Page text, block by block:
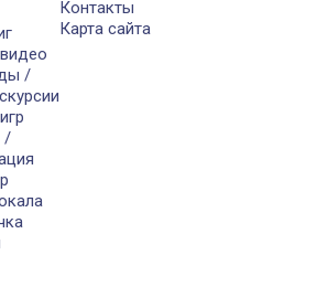
/
/
Контакты
Карта сайта